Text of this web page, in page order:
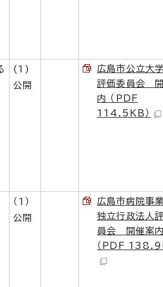
(1)
公開
広島市公立大
評価委員会
内 （PDF
114.5KB）
（1）
公開
広島市病院事
独立行政法人
員会 開催案内
（PDF